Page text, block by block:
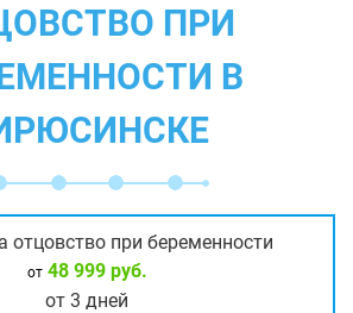
ПРИ
В
отцовство при беременности
от48 999 руб.
от 3 дней